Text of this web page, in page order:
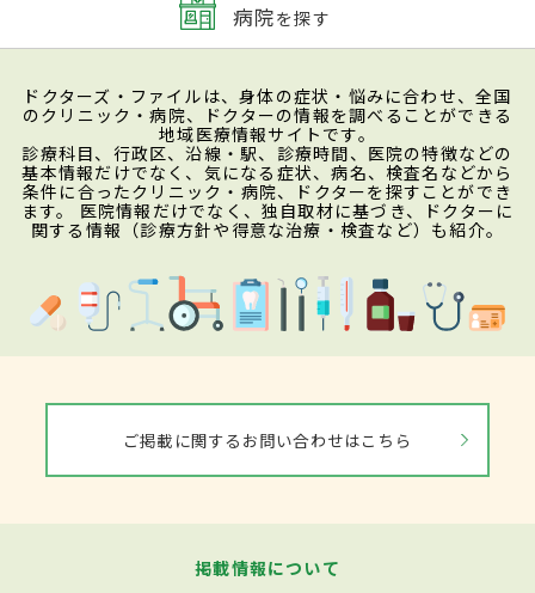
病院を探す
ドクターズ・ファイルは、身体の症状・悩みに合わせ、全国
のクリニック・病院、ドクターの情報を調べることができる
地域医療情報サイトです。
診療科目、行政区、沿線・駅、診療時間、医院の特徴などの
基本情報だけでなく、気になる症状、病名、検査名などから
条件に合ったクリニック・病院、ドクターを探すことができ
ます。 医院情報だけでなく、独自取材に基づき、ドクターに
関する情報（診療方針や得意な治療・検査など）も紹介。
ご掲載に関するお問い合わせはこちら
掲載情報について